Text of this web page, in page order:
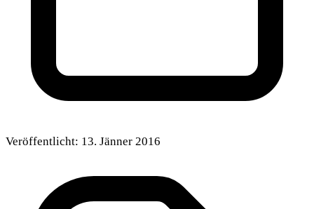
Veröffentlicht: 13. Jänner 2016